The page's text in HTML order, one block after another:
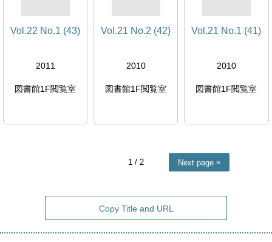
Vol.22 No.1 (43)
2011
図書館1F閲覧室
Vol.21 No.2 (42)
2010
図書館1F閲覧室
Vol.21 No.1 (41)
2010
図書館1F閲覧室
1 / 2 Next page
Copy Title and URL